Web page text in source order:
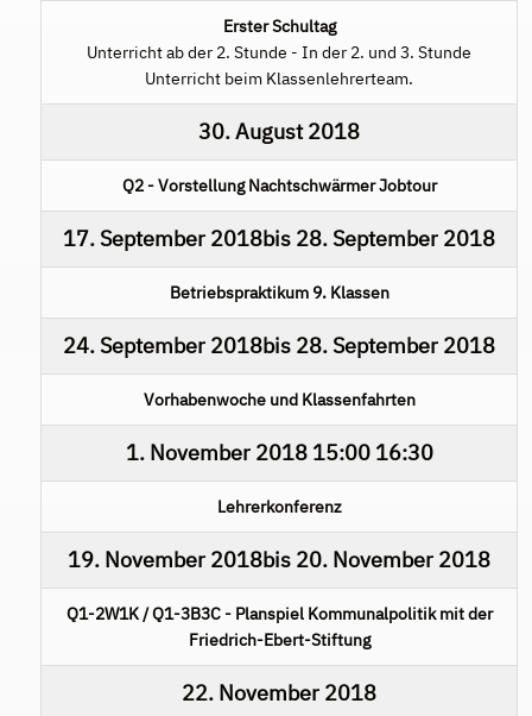
Erster Schultag
Unterricht ab der 2. Stunde - In der 2. und 3. Stunde
Unterricht beim Klassenlehrerteam.
30. August 2018
Q2 - Vorstellung Nachtschwärmer Jobtour
17. September 2018bis 28. September 2018
Betriebspraktikum 9. Klassen
24. September 2018bis 28. September 2018
Vorhabenwoche und Klassenfahrten
1. November 201815:00 16:30
Lehrerkonferenz
19. November 2018bis 20. November 2018
Q1-2W1K / Q1-3B3C - Planspiel Kommunalpolitik mit der
Friedrich-Ebert-Stiftung
22. November 2018